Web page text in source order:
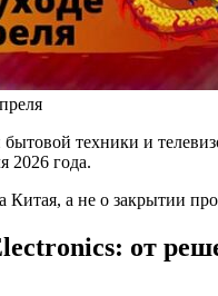
техники и
2026 года.
а не о закрытии
от